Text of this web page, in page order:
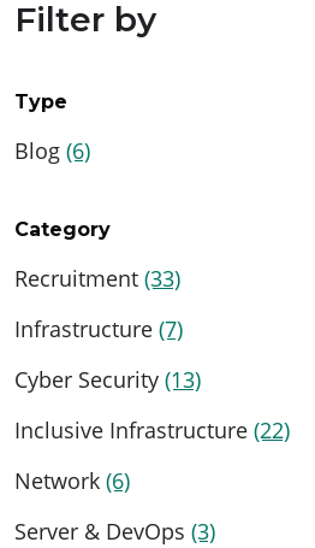
Filter by
Type
Blog (6)
Category
Recruitment (33)
Infrastructure (7)
Cyber Security (13)
Inclusive Infrastructure (22)
Network (6)
Server & DevOps (3)